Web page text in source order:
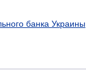
банка Украины